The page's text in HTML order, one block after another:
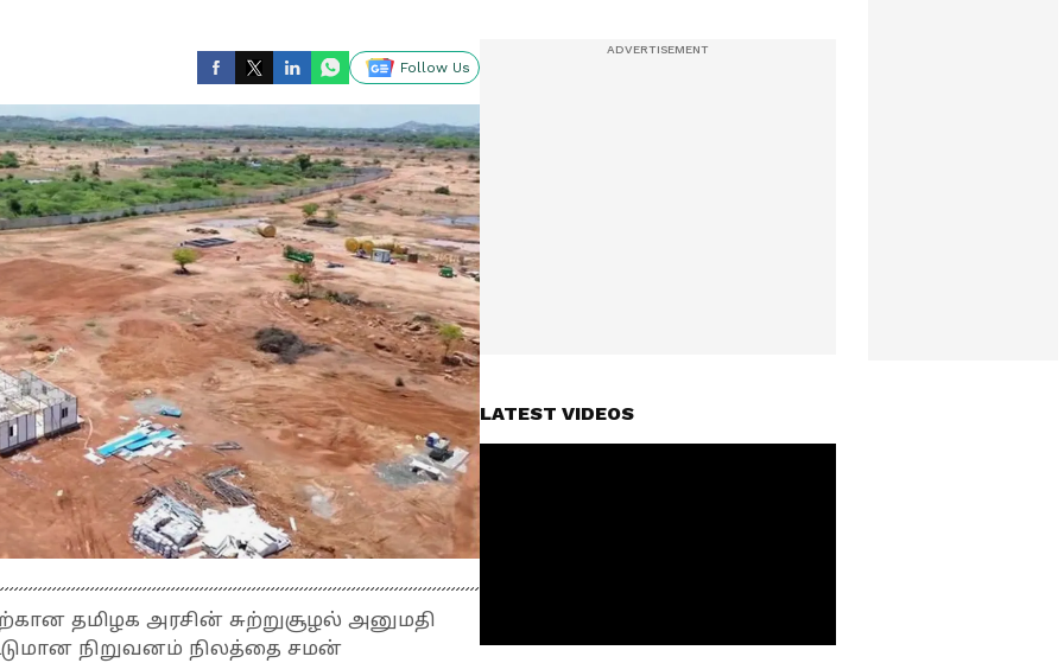
Follow Us
தமிழக அரசின் சுற்றுசூழல் அனுமதி
நிறுவனம் நிலத்தை சமன்
LATEST VIDEOS